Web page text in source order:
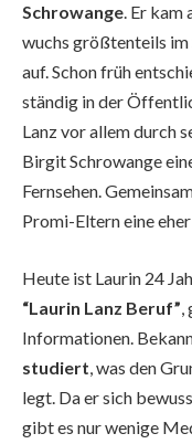
Schrowange. Er kam
wuchs größtenteils im
auf. Schon früh
ständig in der
Lanz vor allem durch
Birgit Schrowange
Fernsehen.
Promi-Eltern eine
Heute ist Laurin 24
“Laurin Lanz Beruf”,
Informationen.
studiert, was den
legt. Da er sich
gibt es nur wenige